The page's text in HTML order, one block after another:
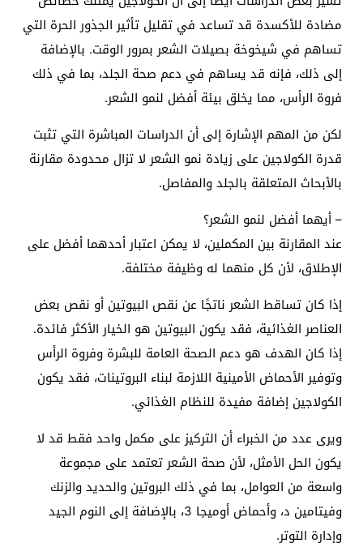
مضادة للأكسدة قد تساعد في تقليل تأثير الجذور الحرة التي
تساهم في شيخوخة بصيلات الشعر بمرور الوقت. بالإضافة
إلى ذلك، فإنه قد يساهم في دعم صحة الجلد، بما في ذلك
فروة الرأس، مما يخلق بيئة أفضل لنمو الشعر.
لكن من المهم الإشارة إلى أن الدراسات المباشرة التي تثبت
قدرة الكولاجين على زيادة نمو الشعر لا تزال محدودة مقارنة
بالأبحاث المتعلقة بالجلد والمفاصل.
– أيهما أفضل لنمو الشعر؟
عند المقارنة بين المكملين، لا يمكن اعتبار أحدهما أفضل على
الإطلاق، لأن كل منهما له وظيفة مختلفة.
إذا كان تساقط الشعر ناتجًا عن نقص البيوتين أو نقص بعض
العناصر الغذائية، فقد يكون البيوتين هو الخيار الأكثر فائدة.
إذا كان الهدف هو دعم الصحة العامة للبشرة وفروة الرأس
وتوفير الأحماض الأمينية اللازمة لبناء البروتينات، فقد يكون
الكولاجين إضافة مفيدة للنظام الغذائي.
ويرى عدد من الخبراء أن التركيز على مكمل واحد فقط قد لا
يكون الحل الأمثل، لأن صحة الشعر تعتمد على مجموعة
واسعة من العوامل، بما في ذلك البروتين والحديد والزنك
وفيتامين د، وأحماض أوميجا 3، بالإضافة إلى النوم الجيد
وإدارة التوتر.